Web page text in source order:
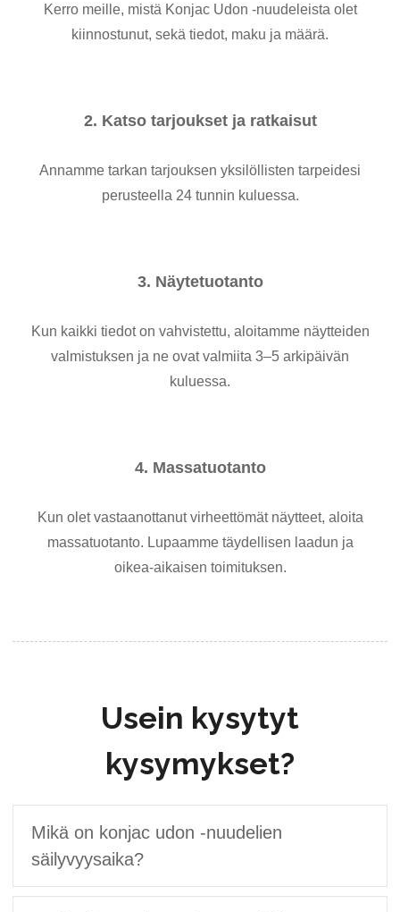
Kerro meille, mistä Konjac Udon -nuudeleista olet
kiinnostunut, sekä tiedot, maku ja määrä.
2. Katso tarjoukset ja ratkaisut
Annamme tarkan tarjouksen yksilöllisten tarpeidesi
perusteella 24 tunnin kuluessa.
3. Näytetuotanto
Kun kaikki tiedot on vahvistettu, aloitamme näytteiden
valmistuksen ja ne ovat valmiita 3–5 arkipäivän
kuluessa.
4. Massatuotanto
Kun olet vastaanottanut virheettömät näytteet, aloita
massatuotanto. Lupaamme täydellisen laadun ja
oikea-aikaisen toimituksen.
Usein kysytyt
kysymykset?
Mikä on konjac udon -nuudelien
säilyvyysaika?